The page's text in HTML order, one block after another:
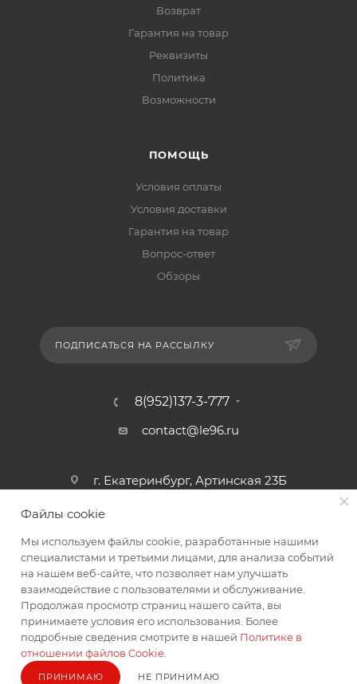
Возврат
Гарантия на товар
Реквизиты
Политика
Возможности
ПОМОЩЬ
Условия оплаты
Условия доставки
Гарантия на товар
Вопрос-ответ
Обзоры
ПОДПИСАТЬСЯ НА РАССЫЛКУ
8(952)137-3-777
contact@le96.ru
г. Екатеринбург, Артинская 23Б
2026 © интернет магазин автоаксессуаров
Файлы cookie
Мы используем файлы cookie, разработанные нашими
специалистами и третьими лицами, для анализа событий
на нашем веб-сайте, что позволяет нам улучшать
взаимодействие с пользователями и обслуживание.
Продолжая просмотр страниц нашего сайта, вы
принимаете условия его использования. Более
подробные сведения смотрите в нашей Политике в
отношении файлов Cookie
ПРИНИМАЮ НЕ ПРИНИМАЮ